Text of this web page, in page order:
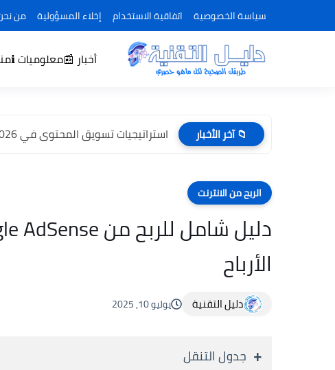
سياسة الخصوصية اتفاقية الاستخدام إخلاء المسؤولية من
أخبار 📰معلوميات ℹ️
📁 آخر الأخبار استراتيجيات تسويق المحتوى في 2026: كيف تنجح في عصر الذكاء...
الربح من الانترنت
الأرباح
دليل التقنية يوليو 10, 2025
جدول التنقل